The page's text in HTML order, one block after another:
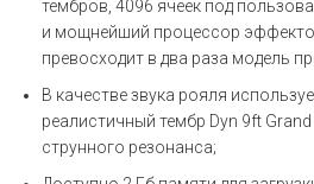
тембров, 4096 ячеек под
и мощнейший процессор
превосходит в два раза модель
В качестве звука рояля
реалистичный тембр Dyn 9ft
струнного резонанса;